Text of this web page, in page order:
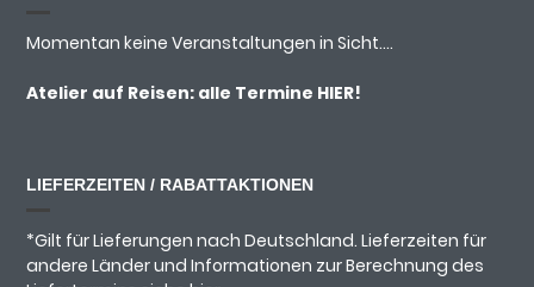
Momentan keine Veranstaltungen in Sicht....
Atelier auf Reisen: alle Termine HIER!
LIEFERZEITEN / RABATTAKTIONEN
*Gilt für Lieferungen nach Deutschland. Lieferzeiten für
andere Länder und Informationen zur Berechnung des